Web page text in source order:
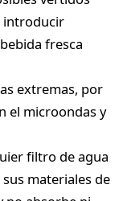
introducir
fresca
extremas, por
el microondas y
filtro de agua
materiales de